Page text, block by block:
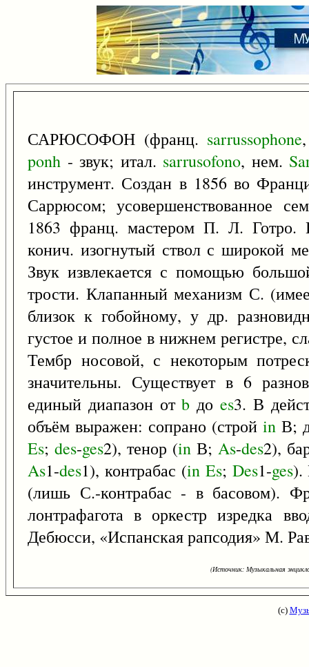
САРЮСОФОН (франц. sarrussophone
ponh - звук; итал. sarrusofono, нем.
инструмент. Создан в 1856 во
Саррюсом; усовершенствованное
1863 франц. мастером П. Л. Готро.
конич. изогнутый ствол с широкой
Звук извлекается с помощью
трости. Клапанный механизм С.
близок к гобойному, у др.
густое и полное в нижнем регистре,
Тембр носовой, с некоторым
значительны. Существует в 6
единый диапазон отb доes3. В
объём выражен: сопрано (строй in В;
Es; des-ges2), тенор (inВ; As-des2),
As1-des1), контрабас (in Es; Des1-ges).
(лишь С.-контрабас - в басовом).
лонтрафагота в оркестр изредка
Дебюсси, «Испанская рапсодия» М.
(Источник: Музыкальная
(с)